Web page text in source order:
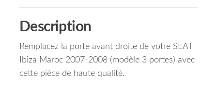
Description
Remplacez la porte avant droite de votre SEAT
Ibiza Maroc 2007-2008 (modèle 3 portes) avec
cette pièce de haute qualité.